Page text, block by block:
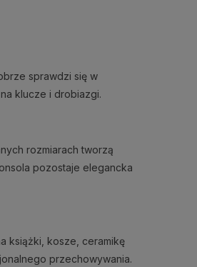
sprawdzi się w
klucze i drobiazgi.
rozmiarach tworzą
pozostaje elegancka
książki, kosze, ceramikę
przechowywania.